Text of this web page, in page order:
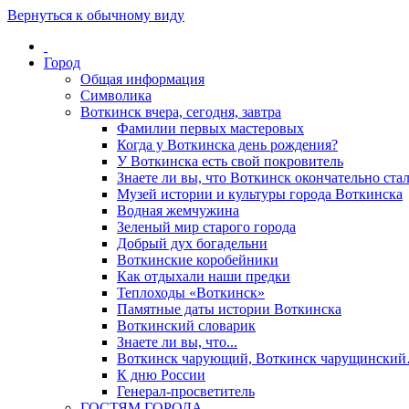
Вернуться к обычному виду
Город
Общая информация
Символика
Воткинск вчера, сегодня, завтра
Фамилии первых мастеровых
Когда у Воткинска день рождения?
У Воткинска есть свой покровитель
Знаете ли вы, что Воткинск окончательно
Музей истории и культуры города Воткинска
Водная жемчужина
Зеленый мир старого города
Добрый дух богадельни
Воткинские коробейники
Как отдыхали наши предки
Теплоходы «Воткинск»
Памятные даты истории Воткинска
Воткинский словарик
Знаете ли вы, что...
Воткинск чарующий, Воткинск
К дню России
Генерал-просветитель